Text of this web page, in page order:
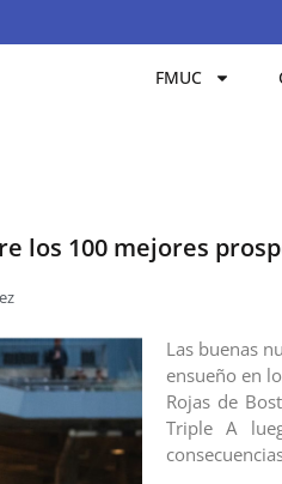
FMUC
los 100 mejores
Las buenas
ensueño en
Rojas de
Triple A